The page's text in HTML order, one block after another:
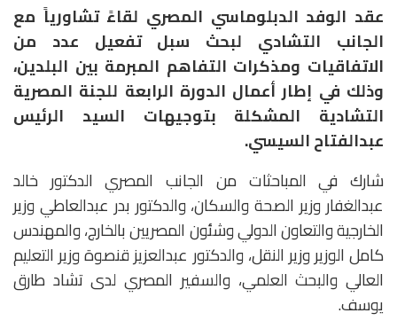
عقد الوفد الدبلوماسي المصري لقاءً تشاورياً مع
الجانب التشادي لبحث سبل تفعيل عدد من
الاتفاقيات ومذكرات التفاهم المبرمة بين البلدين،
وذلك في إطار أعمال الدورة الرابعة للجنة المصرية
التشادية المشكلة بتوجيهات السيد الرئيس
عبدالفتاح السيسي.
شارك في المباحثات من الجانب المصري الدكتور خالد
عبدالغفار وزير الصحة والسكان، والدكتور بدر عبدالعاطي وزير
الخارجية والتعاون الدولي وشئون المصريين بالخارج، والمهندس
كامل الوزير وزير النقل، والدكتور عبدالعزيز قنصوة وزير التعليم
العالي والبحث العلمي، والسفير المصري لدى تشاد طارق
يوسف.